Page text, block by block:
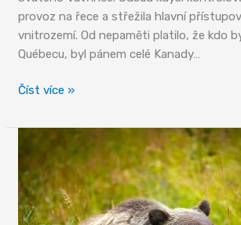
provoz na řece a střežila hlavní
vnitrozemí. Od nepaměti platilo, že kdo
Québecu, byl pánem celé Kanady…
Quebec
Číst více »